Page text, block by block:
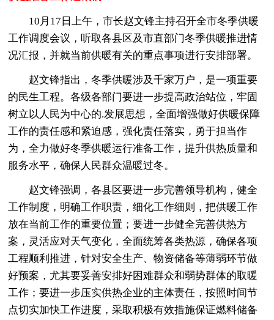
10月17日上午，市长赵文锋主持召开全市冬季供暖
工作调度会议，听取各县区及市直部门冬季供暖推进情
况汇报，并就当前供暖有关的重点事项进行安排部署。
赵文锋指出，冬季供暖涉及千家万户，是一项重要
的民生工程。各级各部门要进一步提高政治站位，牢固
树立以人民为中心的.发展思想，全面增强做好供暖保障
工作的责任感和紧迫感，强化责任落实，勇于担当作
为，全力做好冬季供暖运行准备工作，提升供热质量和
服务水平，确保人民群众温暖过冬。
赵文锋强调，各县区要进一步完善领导机构，健全
工作制度，明确工作职责，细化工作细则，把供暖工作
放在当前工作的重要位置；要进一步健全完善供热方
案，灵活应对天气变化，全面统筹各类热源，确保各项
工程顺利推进，针对安全生产、物资储备等薄弱环节做
好预案，尤其要妥善安排好困难群众和弱势群体的取暖
工作；要进一步压实供热企业的主体责任，按照时间节
点切实加快工作进度，采取积极有效措施保证燃料储备